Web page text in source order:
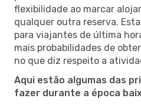
flexibilidade ao marcar
qualquer outra reserva.
para viajantes de última
mais probabilidades de
no que diz respeito a
Aqui estão algumas das
fazer durante a época